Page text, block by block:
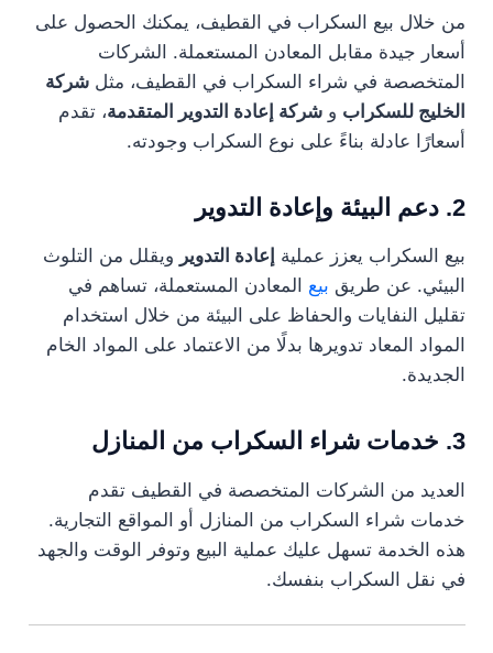
من خلال بيع السكراب في القطيف، يمكنك الحصول على
أسعار جيدة مقابل المعادن المستعملة. الشركات
المتخصصة في شراء السكراب في القطيف، مثلشركة
الخليج للسكراب وشركة إعادة التدوير المتقدمة، تقدم
أسعارًا عادلة بناءً على نوع السكراب وجودته.
2. دعم البيئة وإعادة التدوير
بيع السكراب يعزز عملية إعادة التدوير ويقلل من التلوث
البيئي. عن طريق بيع المعادن المستعملة، تساهم في
تقليل النفايات والحفاظ على البيئة من خلال استخدام
المواد المعاد تدويرها بدلًا من الاعتماد على المواد الخام
الجديدة.
3. خدمات شراء السكراب من المنازل
العديد من الشركات المتخصصة في القطيف تقدم
خدمات شراء السكراب من المنازل أو المواقع التجارية.
هذه الخدمة تسهل عليك عملية البيع وتوفر الوقت والجهد
في نقل السكراب بنفسك.